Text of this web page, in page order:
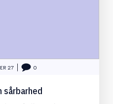
27 0
sårbarhed